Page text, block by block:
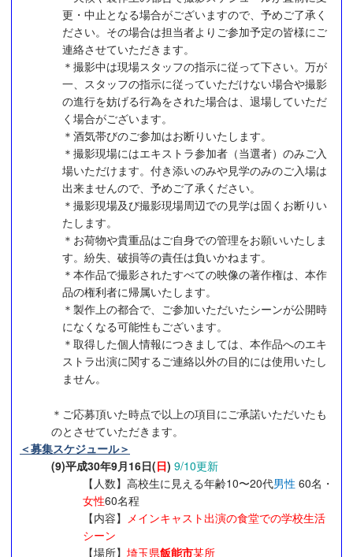
更・中止となる場合がございますので、予めご了承く
ださい。その場合は担当者よりご参加予定の皆様にご
連絡させていただきます。
＊撮影中は現場スタッフの指示に従って下さい。万が
一、スタッフの指示に従っていただけない場合や撮影
の進行を妨げる行為をされた場合は、退場していただ
く場合がございます。
＊酒気帯びのご参加はお断りいたします。
＊撮影現場にはエキストラ参加者（当選者）のみご入
場いただけます。付き添いのみや見学のみのご入場は
出来ませんので、予めご了承ください。
＊撮影現場及び撮影現場周辺での見学は固くお断りい
たします。
＊お荷物や貴重品はご自身での管理をお願いいたしま
す。紛失、破損等の責任は負いかねます。
＊本作品で撮影されたすべての映像の著作権は、本作
品の権利者に帰属いたします。
＊製作上の都合で、ご参加いただいたシーンが公開時
になくなる可能性もございます。
＊取得した個人情報につきましては、本作品へのエキ
ストラ出演に関するご連絡以外の目的には使用いたし
ません。
＊ご応募頂いた時点で以上の項目にご承諾いただいたも
のとさせていただきます。
＜募集スケジュール＞
(9)平成30年9月16日(日) 9/10更新
【人数】高校生に見える年齢10〜20代男性 60名・
女性60名程
【内容】 メインキャスト出演の食堂での学校生活
シーン
【場所】 埼玉県飯能市某所